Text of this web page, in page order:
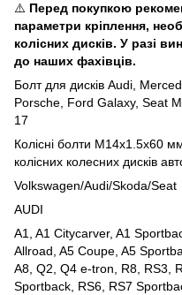
⚠️ Перед покупкою
параметри кріплення,
колісних дисків. У разі
до наших фахівців.
Болт для дисків Audi,
Porsche, Ford Galaxy,
17
Колісні болти M14x1.5x60
колісних колесних дисків
Volkswagen/Audi/Skoda/Seat
AUDI
A1, A1 Citycarver, A1
Allroad, A5 Coupe, A5
A8, Q2, Q4 e-tron, R8, RS3,
Sportback, RS6, RS7